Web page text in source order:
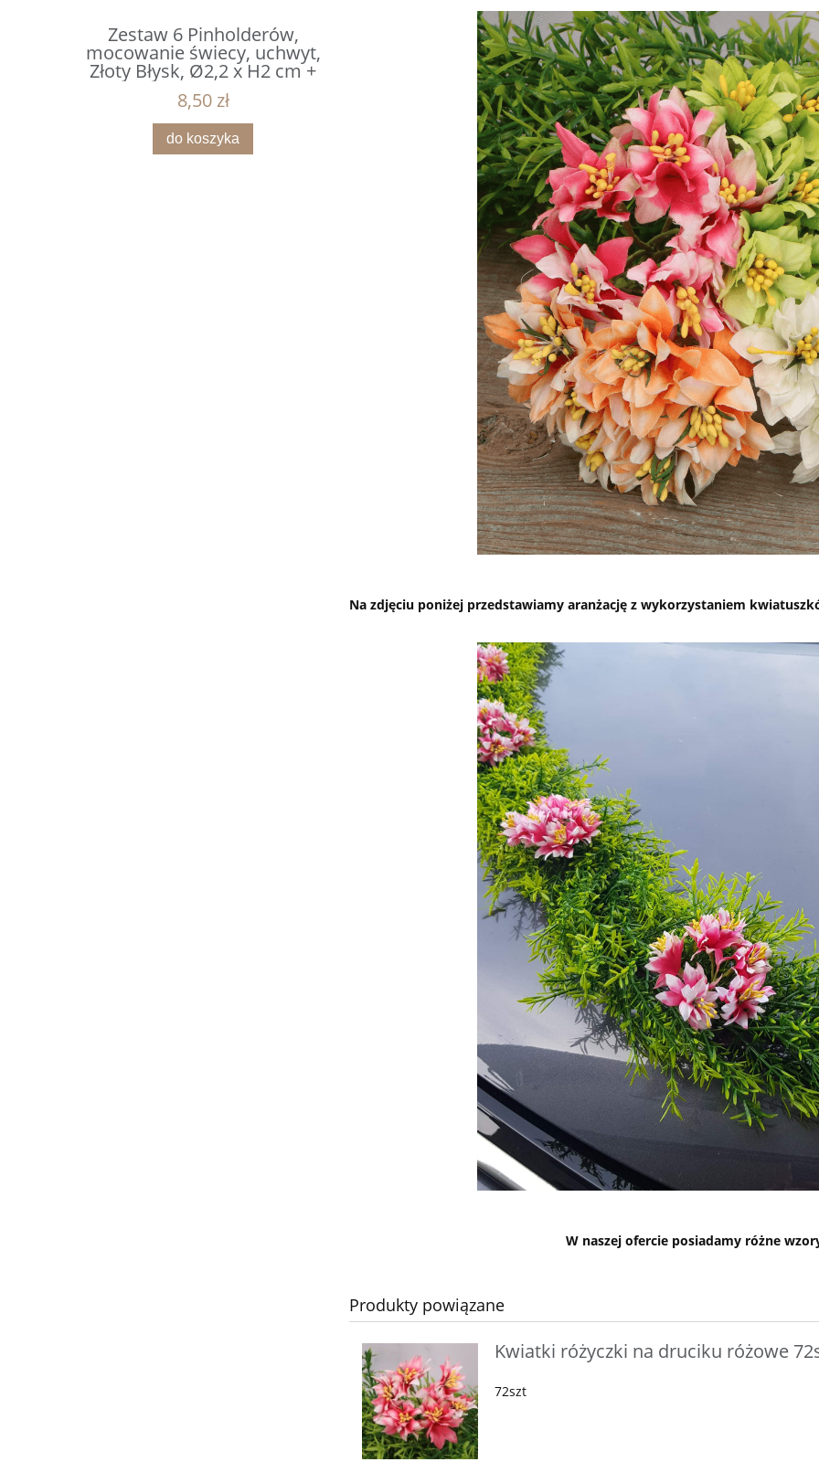
Zestaw 6 Pinholderów,
mocowanie świecy, uchwyt,
Złoty Błysk, Ø2,2 x H2 cm +
Gwóźdź 4 cm
8,50 zł
do koszyka
Mikołaj w szarym płaszczu i
czapce z torbą (poliresing) s/2
11,5*9,3*33cm
55,90 zł
do koszyka
PEREŁKI Różowe 1cm
2,00 zł
do koszyka
Na zdjęciu poniżej przedstawiamy aranżację z wykorzystaniem
W naszej ofercie posiadamy różne
Produkty powiązane
Kwiatki różyczki na druciku różowe
72szt